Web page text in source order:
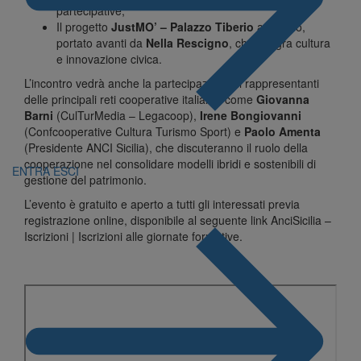
ENTRA ESCI
partecipative;
Il progetto JustMO’ – Palazzo Tiberio a Sepino,
portato avanti da Nella Rescigno, che integra cultura
e innovazione civica.
L’incontro vedrà anche la partecipazione di rappresentanti
delle principali reti cooperative italiane, come Giovanna
Barni (CulTurMedia – Legacoop), Irene Bongiovanni
(Confcooperative Cultura Turismo Sport) e Paolo Amenta
(Presidente ANCI Sicilia), che discuteranno il ruolo della
cooperazione nel consolidare modelli ibridi e sostenibili di
gestione del patrimonio.
L’evento è gratuito e aperto a tutti gli interessati previa
registrazione online, disponibile al seguente link AnciSicilia –
Iscrizioni | Iscrizioni alle giornate formative.